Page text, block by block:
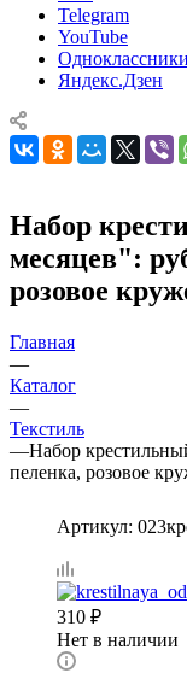
Telegram
YouTube
Одноклассники
Яндекс.Дзен
Набор
месяцев":
розовое
Главная
—
Каталог
—
Текстиль
—Набор
пеленка, розовое
Артикул:
310 ₽
Нет в наличии